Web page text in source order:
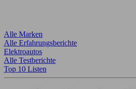
Alle Marken
Alle Erfahrungsberichte
Elektroautos
Alle Testberichte
Top 10 Listen